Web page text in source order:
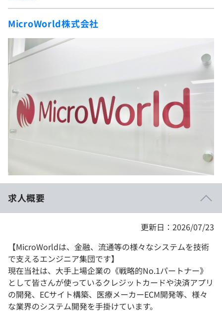
インターン
新卒エージェント
インタビュー
就活成功ガイド
問題集
ナレッジ
プラン
契約内容・クーポン
プログラミング言語
評価結果一覧
ゲーム・マンガ
Tech Team Journal
note
paizaとは？
MicroWorld株式会社
求人概要
更新日：2026/07/23
【MicroWorldは、金融、流通等の様々なシステムを技術
で支えるエンジニア集団です】
現在当社は、大手上場企業の《戦略的No.1パートナー》
として皆さんが使っているクレジットカードや決済アプリ
の開発、ECサイト構築、医療メーカーECM開発等、様々
な業界のシステム開発を手掛けています。